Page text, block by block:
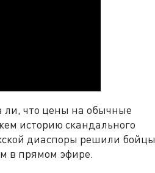
ли, что цены на обычные
историю скандального
диаспоры решили бойцы
в прямом эфире.